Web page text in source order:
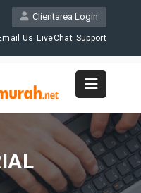
Clientarea Login
Us LiveChat Support